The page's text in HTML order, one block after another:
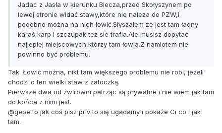
Jadac z Jasła w kierunku Biecza,przed Skołyszynem po
lewej stronie widać stawy,które nie należa do PZW,i
podobno można na nich łowić.Słyszałem ze jest tam ładny
karaś,karp i szczupak też sie trafia.Ale musisz dopytać
najlepiej miejscowych,którzy tam łowia.Z namiotem nie
powinno być problemu.
Tak. Łowić można, nikt tam większego problemu nie robi, jeżeli
chodzi o ten wielki staw z zatoczką.
Pierwsze dwa od żwirowni patrząc są prywatne i nie wiem jak tam
do końca z nimi jest.
@gepetto jak coś pisz priv to się ugadamy i pokaże Ci co i jak
tam.